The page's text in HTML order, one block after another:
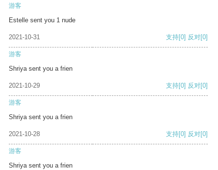
游客
Estelle sent you 1 nude
2021-10-31 支持[0] 反对[0]
游客
Shriya sent you a frien
2021-10-29 支持[0] 反对[0]
游客
Shriya sent you a frien
2021-10-28 支持[0] 反对[0]
游客
Shriya sent you a frien